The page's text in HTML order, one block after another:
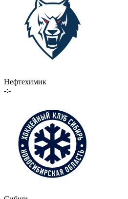
Нефтехимик
-:-